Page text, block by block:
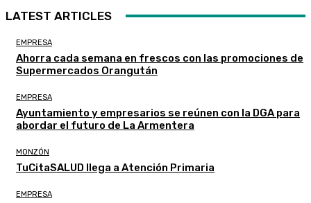
LATEST ARTICLES
EMPRESA
Ahorra cada semana en frescos con las promociones de
Supermercados Orangután
EMPRESA
Ayuntamiento y empresarios se reúnen con la DGA para
abordar el futuro de La Armentera
MONZÓN
TuCitaSALUD llega a Atención Primaria
EMPRESA